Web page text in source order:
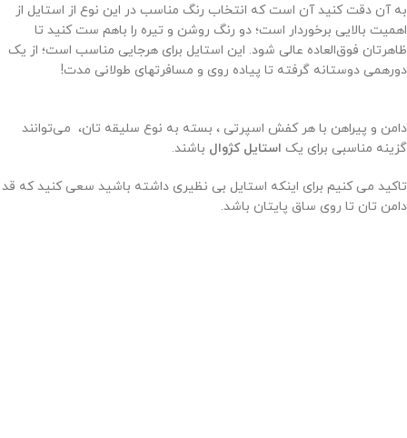
به آن دقت کنید آن است که انتخاب رنگ مناسب در این نوع از استایل از
اهمیت بالایی برخوردار است؛ دو رنگ روشن و تیره را باهم ست کنید تا
ظاهرتان فوق‌العاده عالی شود. این استایل برای هرجایی مناسب است؛ از یک
دورهمی دوستانه گرفته تا پیاده روی و مسافرت­های طولانی مدت!
دامن و پیراهن با هر کفش اسپرتی ، بسته به نوع سلیقه تان، می‌توانند
گزینه مناسبی برای یک استایل کژوال باشند.
تاکید می کنیم برای اینکه استایل بی­ نظیری داشته باشید سعی کنید که قد
دامن تان تا روی ساق پایتان باشد.